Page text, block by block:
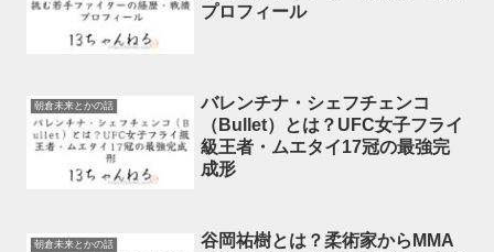
プロフィール
朝倉未来とかの話
バレンチナ・シェフチェンコ
（Bullet）とは？UFC女子フライ
級王者・ムエタイ17冠の最強完
成形
朝倉未来とかの話
谷岡祐樹とは？柔術家からMMA